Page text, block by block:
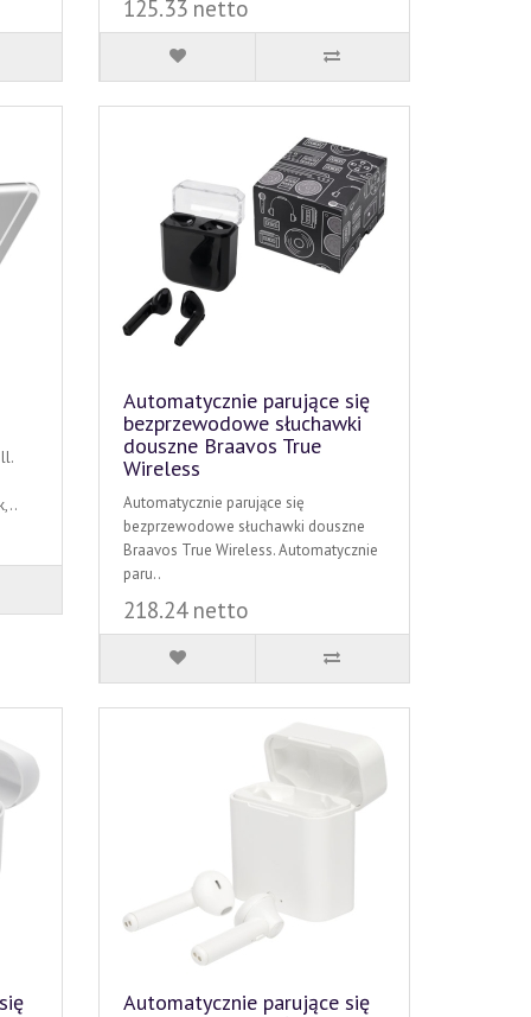
125.33 netto
Automatycznie parujące się
bezprzewodowe słuchawki
douszne Braavos True
Wireless
Automatycznie parujące się
bezprzewodowe słuchawki douszne
Braavos True Wireless. Automatycznie
paru..
218.24 netto
Automatycznie parujące się